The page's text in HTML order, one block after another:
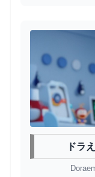
ドラ